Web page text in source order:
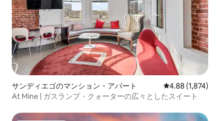
サンディエゴのマンション・アパート レビュー1,874
4.88 (1,874)
At Mine | ガスランプ・クォーターの広々としたスイート